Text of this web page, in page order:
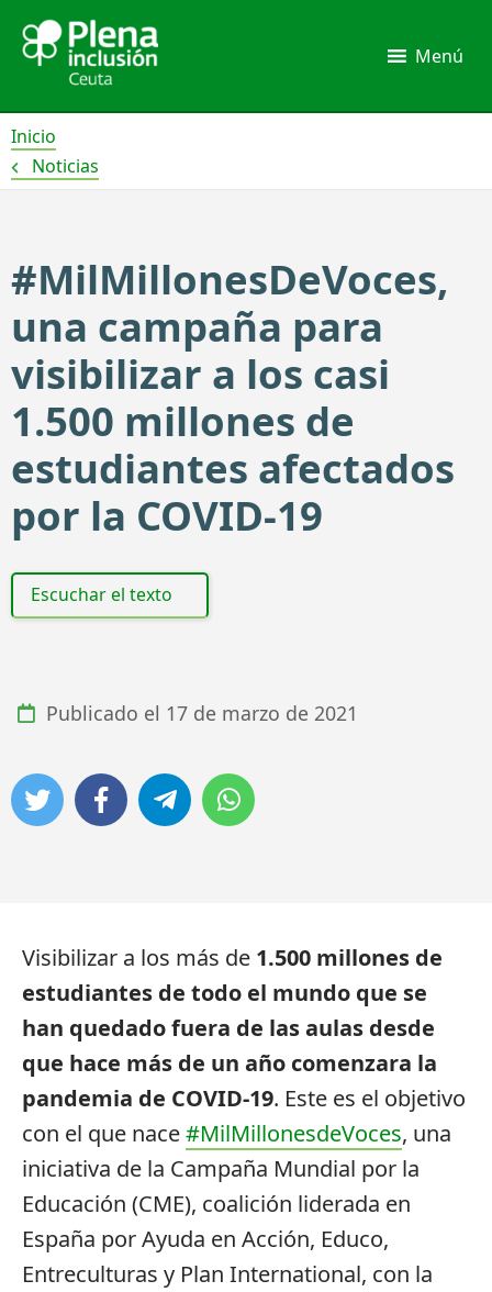
contenido
Menú
Inicio
Noticias
#MilMillonesDeVoces,
una campaña para
visibilizar a los casi
1.500 millones de
estudiantes afectados
por la COVID-19
Escuchar el texto
Publicado el 17 de marzo de 2021
Visibilizar a los más de 1.500 millones de
estudiantes de todo el mundo que se
han quedado fuera de las aulas desde
que hace más de un año comenzara la
pandemia de COVID-19. Este es el objetivo
con el que nace#MilMillonesdeVoces, una
iniciativa de la Campaña Mundial por la
Educación (CME), coalición liderada en
España por Ayuda en Acción, Educo,
Entreculturas y Plan International, con la